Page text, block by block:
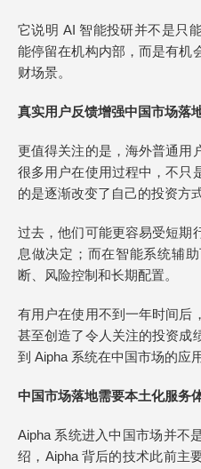
它说明 AI 智能投研并不是只
能停留在机构内部，而是有机
财场景。
真实用户反馈增强中国市场落
更值得关注的是，海外普通用
很多用户在使用过程中，不只
的是逐渐改变了自己的投资方式
过去，他们可能更容易受短期
息做决定；而在智能系统辅
断、风险控制和长期配置。
有用户在使用不到一年时间后
甚至创造了令人关注的投资成
到 Aipha 系统在中国市场的应
中国市场落地需要本土化服务
Aipha 系统进入中国市场并不
绍，Aipha 背后的技术此前主